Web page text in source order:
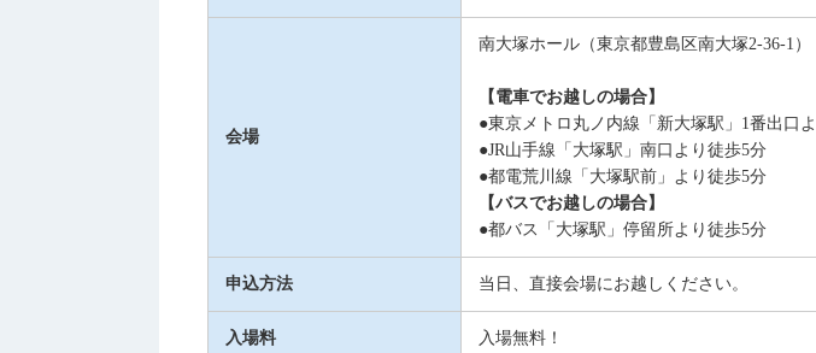
会場
南大塚ホール（東京都豊島区南大塚2-36-1）
【電車でお越しの場合】
●東京メトロ丸ノ内線「新大塚駅」1番出口
●JR山手線「大塚駅」南口より徒歩5分
●都電荒川線「大塚駅前」より徒歩5分
【バスでお越しの場合】
●都バス「大塚駅」停留所より徒歩5分
申込方法 当日、直接会場にお越しください。
入場料 入場無料！